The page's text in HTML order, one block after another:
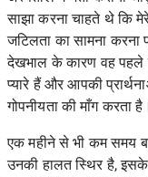
साझा करना चाहते थे कि
जटिलता का सामना करना
देखभाल के कारण वह पहले
प्यारे हैं और आपकी
गोपनीयता की माँग करता
एक महीने से भी कम समय
उनकी हालत स्थिर है,